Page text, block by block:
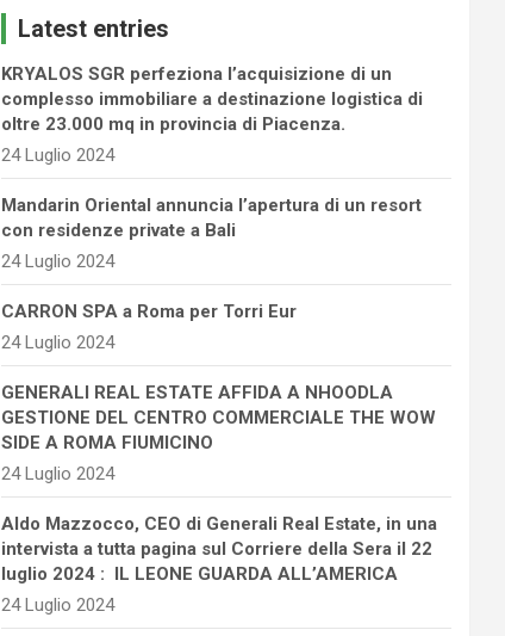
Latest entries
KRYALOS SGR perfeziona l’acquisizione di un
complesso immobiliare a destinazione logistica di
oltre 23.000 mq in provincia di Piacenza.
24 Luglio 2024
Mandarin Oriental annuncia l’apertura di un resort
con residenze private a Bali
24 Luglio 2024
CARRON SPA a Roma per Torri Eur
24 Luglio 2024
GENERALI REAL ESTATE AFFIDA A NHOODLA
GESTIONE DEL CENTRO COMMERCIALE THE WOW
SIDE A ROMA FIUMICINO
24 Luglio 2024
Aldo Mazzocco, CEO di Generali Real Estate, in una
intervista a tutta pagina sul Corriere della Sera il 22
luglio 2024 : IL LEONE GUARDA ALL’AMERICA
24 Luglio 2024